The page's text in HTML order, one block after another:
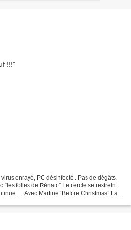
enrayé, PC désinfecté . Pas de dégâts.
“les folles de Rénato” Le cercle se restreint
… Avec Martine “Before Christmas” La